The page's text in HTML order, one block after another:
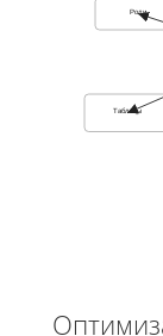
Роли
Таблицы